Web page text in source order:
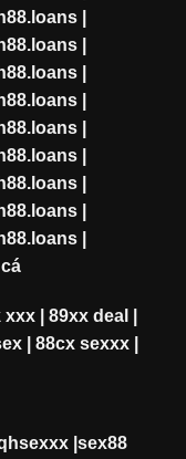
|
|
|
|
|
|
|
|
|
xxx| 89xx deal
| 88cx sexxx|
| sex88